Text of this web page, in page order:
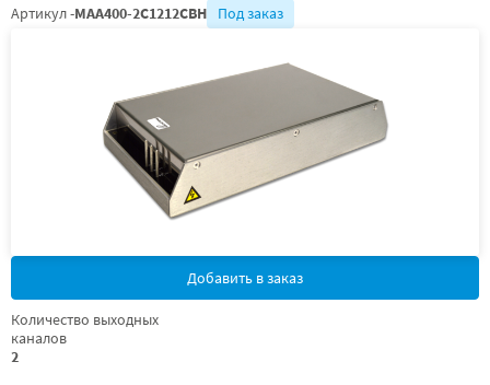
Артикул -МАА400-2С1212СВН Под заказ
Добавить в заказ
Количество выходных
каналов
2